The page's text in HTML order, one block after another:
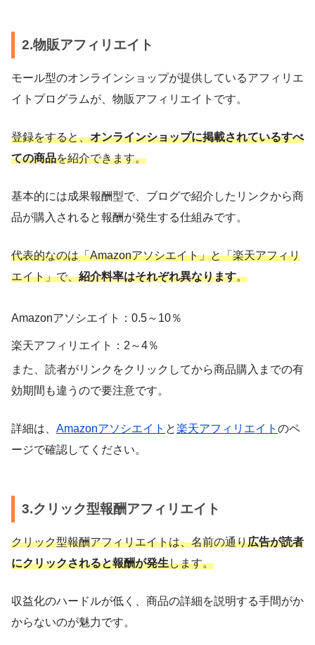
2.物販アフィリエイト
モール型のオンラインショップが提供しているアフィリエ
イトプログラムが、物販アフィリエイトです。
登録をすると、オンラインショップに掲載されているすべ
ての商品を紹介できます。
基本的には成果報酬型で、ブログで紹介したリンクから商
品が購入されると報酬が発生する仕組みです。
代表的なのは「Amazonアソシエイト」と「楽天アフィリ
エイト」で、紹介料率はそれぞれ異なります。
Amazonアソシエイト：0.5～10％
楽天アフィリエイト：2～4％
また、読者がリンクをクリックしてから商品購入までの有
効期間も違うので要注意です。
詳細は、 Amazonアソシエイト と楽天アフィリエイト のペ
ージで確認してください。
3.クリック型報酬アフィリエイト
クリック型報酬アフィリエイトは、名前の通り広告が読者
にクリックされると報酬が発生します。
収益化のハードルが低く、商品の詳細を説明する手間がか
からないのが魅力です。